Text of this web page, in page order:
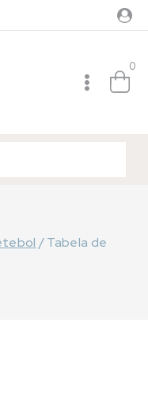
0
/Tabela de